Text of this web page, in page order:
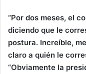
“Por dos meses, el
diciendo que le
postura. Increíble,
claro a quién le
“Obviamente la